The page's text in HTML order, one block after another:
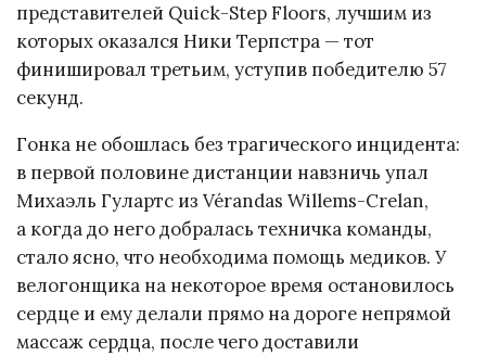
представителей Quick-Step Floors, лучшим из
которых оказался Ники Терпстра — тот
финишировал третьим, уступив победителю 57
секунд.
Гонка не обошлась без трагического инцидента:
в первой половине дистанции навзничь упал
Михаэль Гулартс из Vérandas Willems-Crelan,
а когда до него добралась техничка команды,
стало ясно, что необходима помощь медиков. У
велогонщика на некоторое время остановилось
сердце и ему делали прямо на дороге непрямой
массаж сердца, после чего доставили